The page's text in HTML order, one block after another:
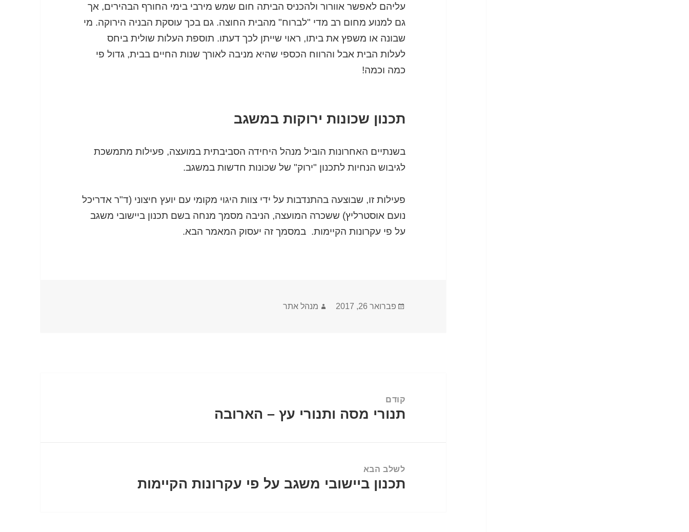
עליהם לאפשר אוורור ולהכניס הביתה חום שמש מירבי בימי החורף הבהירים, אך
גם למנוע מחום רב מדי "לברוח" מהבית החוצה. גם בכך עוסקת הבניה הירוקה. מי
שבונה או משפץ את ביתו, ראוי שייתן לכך דעתו. תוספת העלות שולית ביחס
לעלות הבית אבל והרווח הכספי שהיא מניבה לאורך שנות החיים בבית, גדול פי
כמה וכמה!
תכנון שכונות ירוקות במשגב
בשנתיים האחרונות הוביל מנהל היחידה הסביבתית במועצה, פעילות מתמשכת
לגיבוש הנחיות לתכנון "ירוק" של שכונות חדשות במשגב.
פעילות זו, שבוצעה בהתנדבות על ידי צוות היגוי מקומי עם יועץ חיצוני (ד"ר אדריכל
נועם אוסטרליץ) ששכרה המועצה, הניבה מסמך מנחה בשם תכנון ביישובי משגב
על פי עקרונות הקיימות. במסמך זה יעסוק המאמר הבא.
פורסם
פברואר 26, 2017 מחבר
מנהל אתר
קודם
הפוסט
תנורי מסה ותנורי עץ – הארובה
לשלב הבא
הפוסט
תכנון ביישובי משגב על פי עקרונות הקיימות